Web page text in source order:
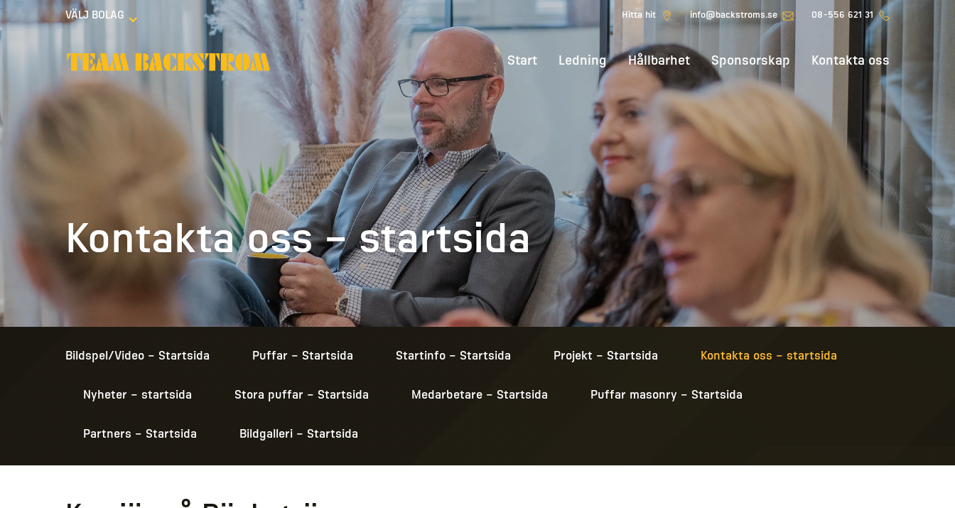
VÄLJ BOLAG Hitta hit info@backstroms.se 08-556 621 31
Start Ledning Hållbarhet Sponsorskap Kontakta oss
Kontakta oss – startsida
Bildspel/Video – Startsida Puffar – Startsida Startinfo – Startsida Projekt – Startsida Kontakta oss – startsida
Nyheter – startsida Stora puffar – Startsida Medarbetare – Startsida Puffar masonry – Startsida
Partners – Startsida Bildgalleri – Startsida